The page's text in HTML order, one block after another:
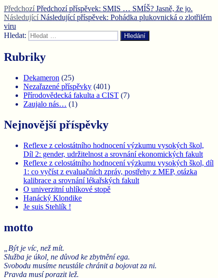
Předchozí Předchozí příspěvek: SMIS … SMÍŠ? Jasně, že jo.
Následující Následující příspěvek: Pohádka plukovnická o zlotřilém
viru
Hledat:
Hledání
Rubriky
Dekameron (25)
Nezařazené příspěvky (401)
Přírodovědecká fakulta a CIST (7)
Zaujalo nás… (1)
Nejnovější příspěvky
Reflexe z celostátního hodnocení výzkumu vysokých škol,
Díl 2: gender, udržitelnost a srovnání ekonomických fakult
Reflexe z celostátního hodnocení výzkumu vysokých škol, díl
1: co vyčíst z evaluačních zpráv, postřehy z MEP, otázka
kalibrace a srovnání lékařských fakult
O univerzitní uhlíkové stopě
Hanácký Klondike
Je suis Stehlík !
motto
„Být je víc, než mít.
Služba je úkol, ne důvod ke zbytnění ega.
Svobodu musíme neustále chránit a bojovat za ni.
Pravda musí porazit lež.